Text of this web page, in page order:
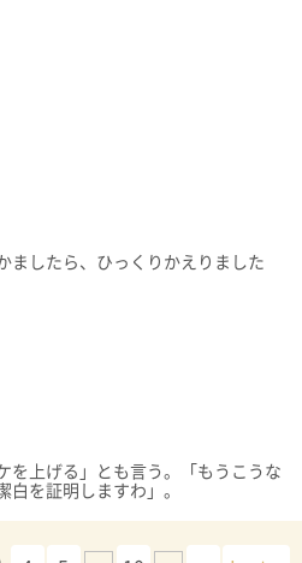
ましたら、ひっくりかえりました
を上げる」とも言う。「もうこうな
を証明しますわ」。